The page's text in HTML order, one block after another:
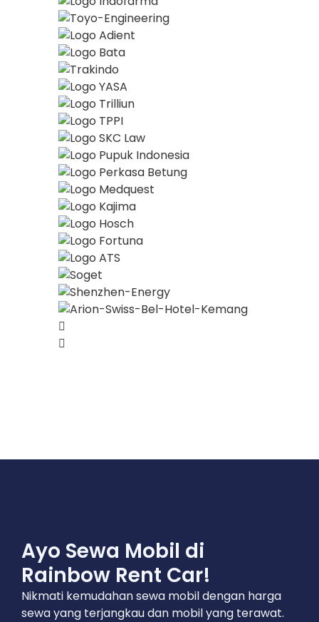
Ayo Sewa Mobil di
Rainbow Rent Car!
Nikmati kemudahan sewa mobil dengan harga
sewa yang terjangkau dan mobil yang terawat.